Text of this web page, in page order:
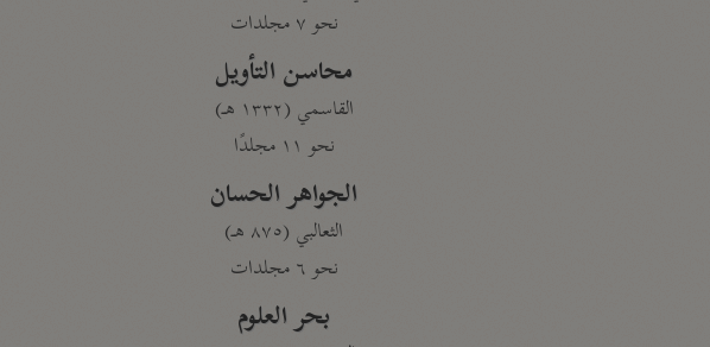
نحو ٧ مجلدات
محاسن التأويل
القاسمي (١٣٣٢ هـ)
نحو ١١ مجلدًا
الجواهر الحسان
الثعالبي (٨٧٥ هـ)
نحو ٦ مجلدات
بحر العلوم